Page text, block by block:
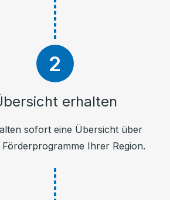
erhalten
sofort eine Übersicht über
Ihrer Region.